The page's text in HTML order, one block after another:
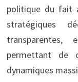
politique du fait
stratégiques
transparentes,
permettant de
dynamiques